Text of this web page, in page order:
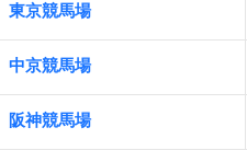
東京競馬場
中京競馬場
阪神競馬場